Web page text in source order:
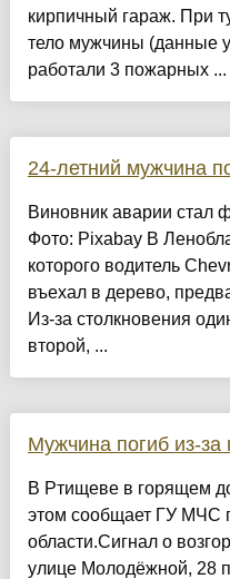
кирпичный гараж. При
тело мужчины (данные
работали 3 пожарных ...
24-летний мужчина
Виновник аварии стал
Фото: Pixabay В
которого водитель
въехал в дерево,
Из-за столкновения
второй, ...
Мужчина погиб из-за
В Ртищеве в горящем
этом сообщает ГУ МЧС
области.Сигнал о
улице Молодёжной, 28